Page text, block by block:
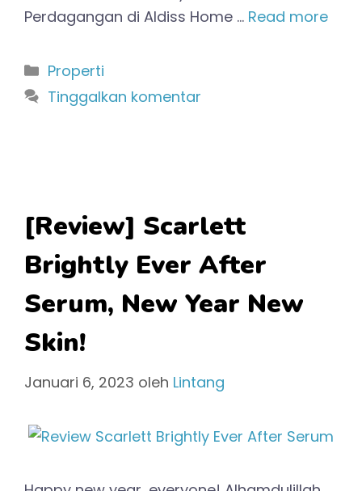
Perdagangan di Aldiss Home … Read more
Kategori
Properti
Tinggalkan komentar
[Review] Scarlett
Brightly Ever After
Serum, New Year New
Skin!
Januari 6, 2023 oleh Lintang